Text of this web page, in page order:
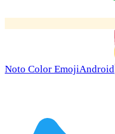
Noto Color EmojiAndroid